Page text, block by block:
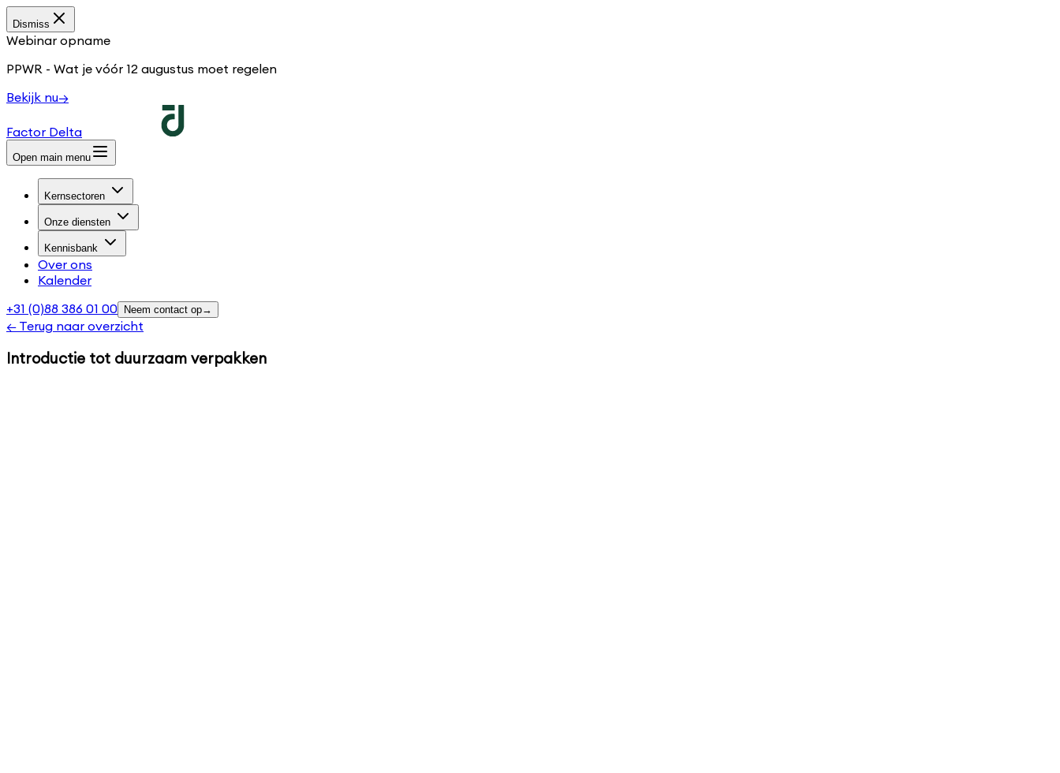
Dismiss
Webinar opname
PPWR - Wat je vóór 12 augustus moet regelen
Bekijk nu→
Factor Delta
Open main menu
Kernsectoren
Onze diensten
Kennisbank
Over ons
Kalender
+31 (0)88 386 01 00
Neem contact op→
← Terug naar overzicht
Introductie tot duurzaam verpakken